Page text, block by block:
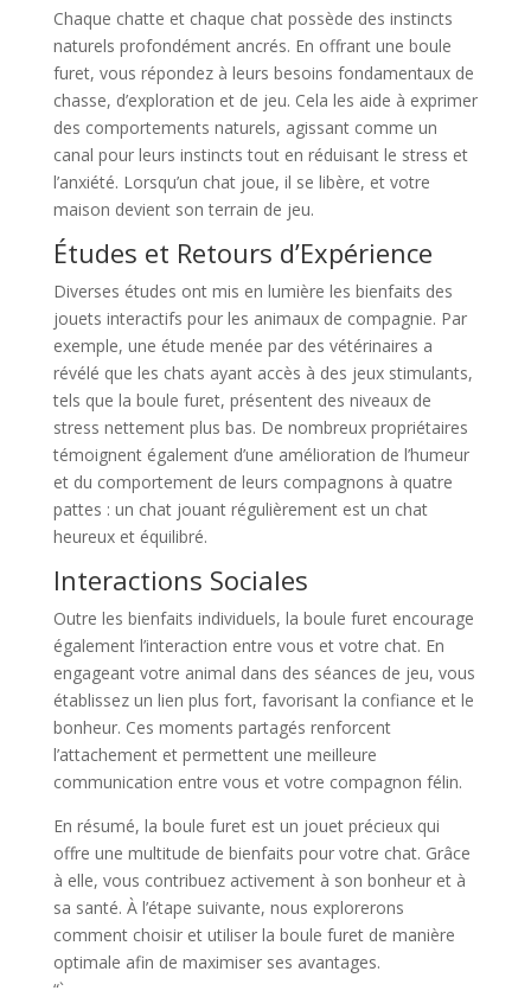
Chaque chatte et chaque chat possède des instincts
naturels profondément ancrés. En offrant une boule
furet, vous répondez à leurs besoins fondamentaux de
chasse, d’exploration et de jeu. Cela les aide à exprimer
des comportements naturels, agissant comme un
canal pour leurs instincts tout en réduisant le stress et
l’anxiété. Lorsqu’un chat joue, il se libère, et votre
maison devient son terrain de jeu.
Études et Retours d’Expérience
Diverses études ont mis en lumière les bienfaits des
jouets interactifs pour les animaux de compagnie. Par
exemple, une étude menée par des vétérinaires a
révélé que les chats ayant accès à des jeux stimulants,
tels que la boule furet, présentent des niveaux de
stress nettement plus bas. De nombreux propriétaires
témoignent également d’une amélioration de l’humeur
et du comportement de leurs compagnons à quatre
pattes : un chat jouant régulièrement est un chat
heureux et équilibré.
Interactions Sociales
Outre les bienfaits individuels, la boule furet encourage
également l’interaction entre vous et votre chat. En
engageant votre animal dans des séances de jeu, vous
établissez un lien plus fort, favorisant la confiance et le
bonheur. Ces moments partagés renforcent
l’attachement et permettent une meilleure
communication entre vous et votre compagnon félin.
En résumé, la boule furet est un jouet précieux qui
offre une multitude de bienfaits pour votre chat. Grâce
à elle, vous contribuez activement à son bonheur et à
sa santé. À l’étape suivante, nous explorerons
comment choisir et utiliser la boule furet de manière
optimale afin de maximiser ses avantages.
“`